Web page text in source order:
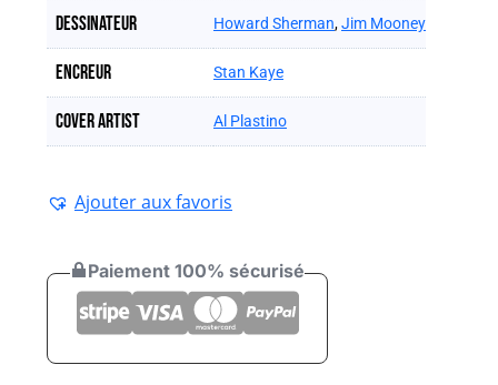
Dessinateur Howard Sherman,Jim Mooney
Encreur Stan Kaye
Cover artist Al Plastino
Ajouter aux favoris
Paiement 100% sécurisé